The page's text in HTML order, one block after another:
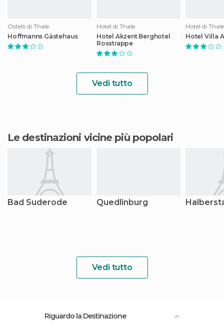
Ostelli di Thale
Hoffmanns Gästehaus
Hotel di Thale
Hotel Akzent Berghotel
Rosstrappe
Hotel di Thale
Hotel Villa
Vedi tutto
Le destinazioni vicine più popolari
Bad Suderode Quedlinburg
Vedi tutto
Riguardo la Destinazione